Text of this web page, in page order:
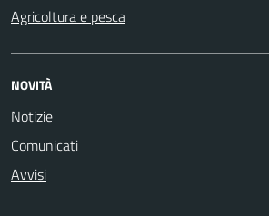
Agricoltura e pesca
NOVITÀ
Notizie
Comunicati
Avvisi